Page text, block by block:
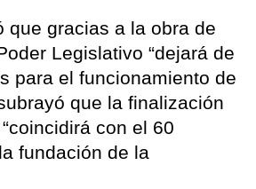
que gracias a la obra de
Legislativo “dejará de
para el funcionamiento de
que la finalización
con el 60
fundación de la